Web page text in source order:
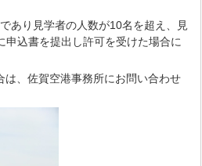
あり見学者の人数が10名を超え、見
申込書を提出し許可を受けた場合に
、佐賀空港事務所にお問い合わせ